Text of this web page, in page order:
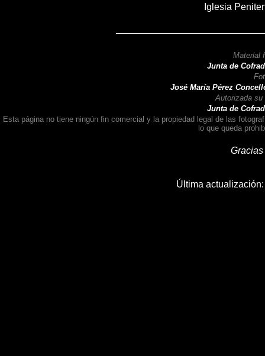
Iglesia
Material
Junta de
José María Pérez Concellón,
Autorizada
Junta de
Esta página no tiene ningún fin comercial y la propiedad legal de las
lo que queda
Última